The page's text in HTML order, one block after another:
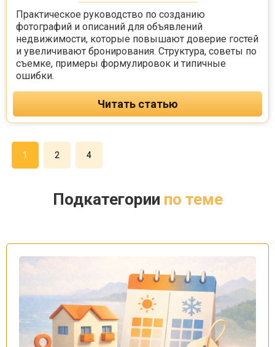
Практическое руководство по созданию
фотографий и описаний для объявлений
недвижимости, которые повышают доверие гостей
и увеличивают бронирования. Структура, советы по
съемке, примеры формулировок и типичные
ошибки.
Читать статью
1 2 4
Подкатегории по теме